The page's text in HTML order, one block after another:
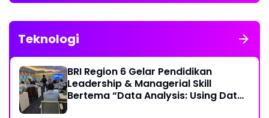
Teknologi
BRI Region 6 Gelar Pendidikan
Leadership & Managerial Skill
Bertema “Data Analysis: Using Data